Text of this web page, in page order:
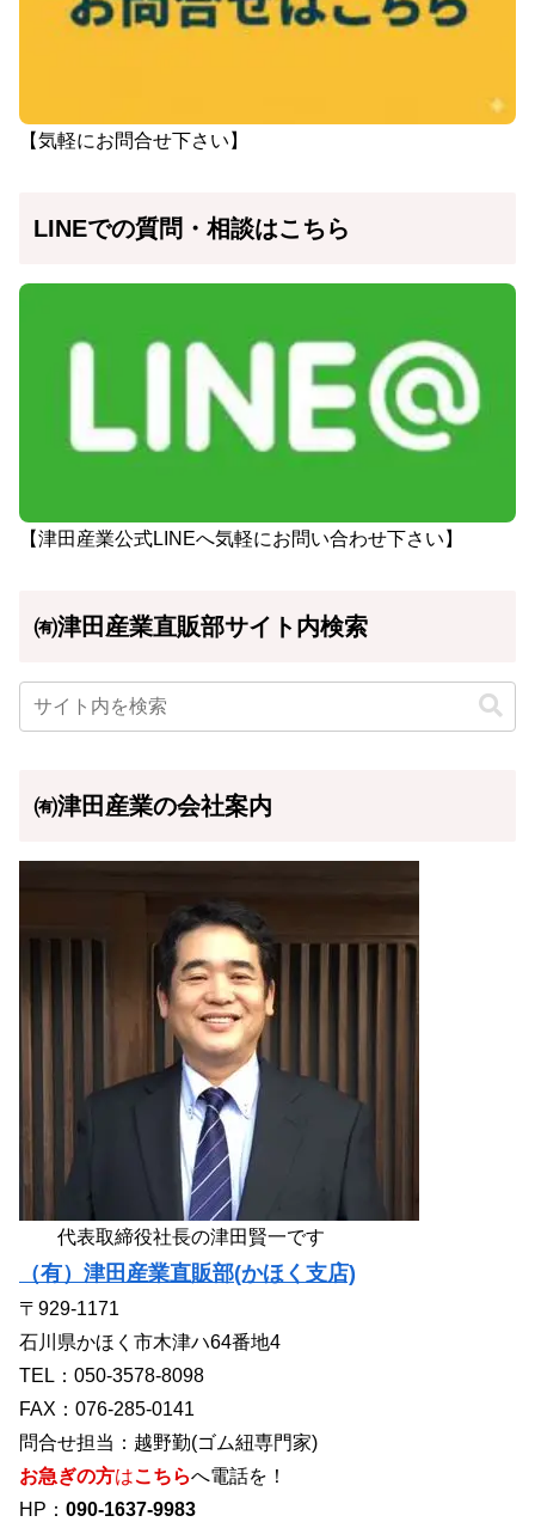
【気軽にお問合せ下さい】
LINEでの質問・相談はこちら
【津田産業公式LINEへ気軽にお問い合わせ下さい】
㈲津田産業直販部サイト内検索
㈲津田産業の会社案内
代表取締役社長の津田賢一です
（有）津田産業直販部(かほく支店)
〒929-1171
石川県かほく市木津ハ64番地4
TEL：050-3578-8098
FAX：076-285-0141
問合せ担当：越野勤(ゴム紐専門家)
お急ぎの方はこちらへ電話を！
HP： 090-1637-9983